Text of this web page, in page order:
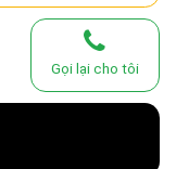
Gọi lại cho tôi